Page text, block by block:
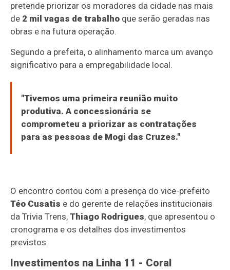
pretende priorizar os moradores da cidade nas mais
de 2 mil vagas de trabalho que serão geradas nas
obras e na futura operação.
Segundo a prefeita, o alinhamento marca um avanço
significativo para a empregabilidade local.
"Tivemos uma primeira reunião muito
produtiva. A concessionária se
comprometeu a priorizar as contratações
para as pessoas de Mogi das Cruzes."
O encontro contou com a presença do vice-prefeito
Téo Cusatis e do gerente de relações institucionais
da Trivia Trens,Thiago Rodrigues, que apresentou o
cronograma e os detalhes dos investimentos
previstos.
Investimentos na Linha 11 - Coral